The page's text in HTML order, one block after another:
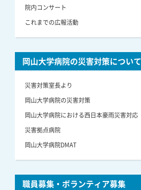
院内コンサート
これまでの広報活動
岡山大学病院の災害対策について
災害対策室長より
岡山大学病院の災害対策
岡山大学病院における西日本豪雨災害対応
災害拠点病院
岡山大学病院DMAT
職員募集・ボランティア募集